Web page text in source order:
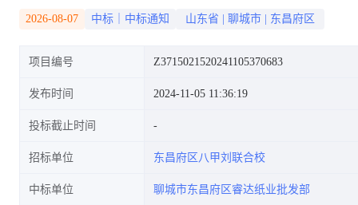
2026-08-07 中标｜中标通知 山东省 聊城市 东昌府区
项目编号 Z3715021520241105370683
发布时间 2024-11-05 11:36:19
投标截止时间
招标单位 东昌府区八甲刘联合校
中标单位 聊城市东昌府区睿达纸业批发部